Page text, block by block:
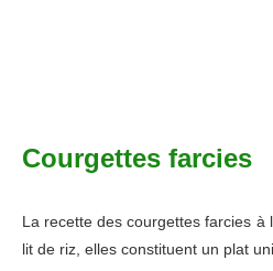
Courgettes farcies
La recette des courgettes farcies
lit de riz, elles constituent un plat